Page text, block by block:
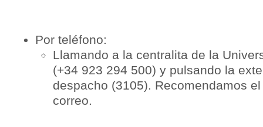
Por teléfono:
Llamando a la centralita de la
(+34 923 294 500) y pulsando la
despacho (3105). Recomendamos
correo.